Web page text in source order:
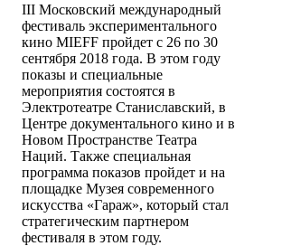
III Московский международный
фестиваль экспериментального
кино MIEFF пройдет c 26 по 30
сентября 2018 года. В этом году
показы и специальные
мероприятия состоятся в
Электротеатре Станиславский, в
Центре документального кино и в
Новом Пространстве Театра
Наций. Также специальная
программа показов пройдет и на
площадке Музея современного
искусства «Гараж», который стал
стратегическим партнером
фестиваля в этом году.